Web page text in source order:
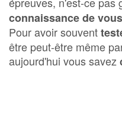
connaissance de
Pour avoir souvent
être peut-être même
aujourd'hui vous savez